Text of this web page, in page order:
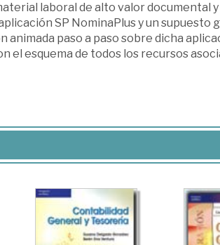
laboral de alto valor documental
SP NominaPlus y un supuesto
paso a paso sobre dicha
el esquema de todos los recursos